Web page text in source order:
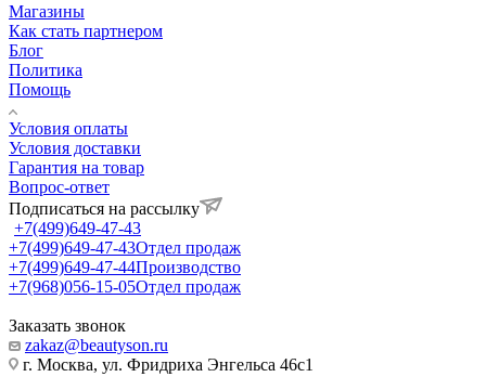
Магазины
Как стать партнером
Блог
Политика
Помощь
Условия оплаты
Условия доставки
Гарантия на товар
Вопрос-ответ
Подписаться на рассылку
+7(499)649-47-43
+7(499)649-47-43Отдел продаж
+7(499)649-47-44Производство
+7(968)056-15-05Отдел продаж
Заказать звонок
zakaz@beautyson.ru
г. Москва, ул. Фридриха Энгельса 46с1